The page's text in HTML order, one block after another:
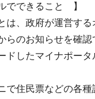
でできること 】
、政府が運営す
らのお知らせを確
ドしたマイナポー
住民票などの各